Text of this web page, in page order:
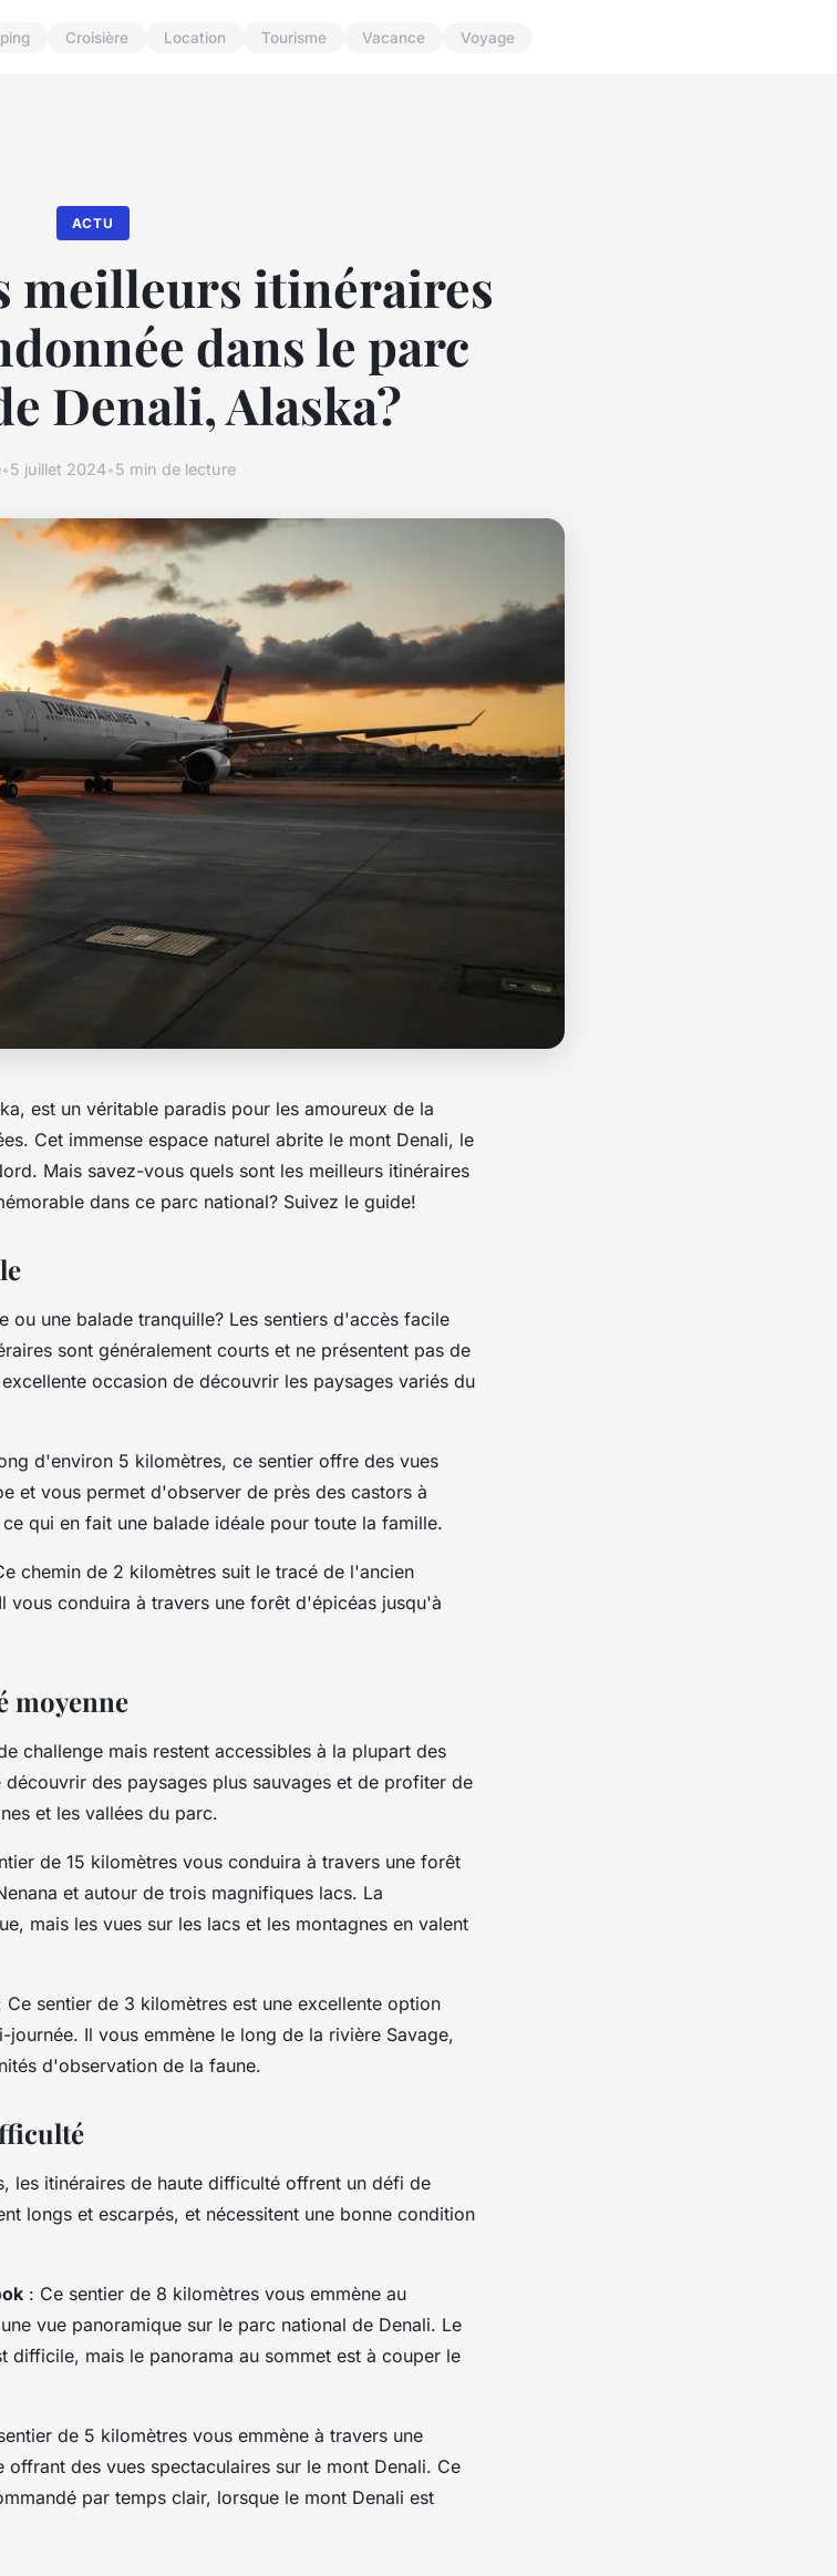
Croisière Location Tourisme Vacance Voyage
ACTU
meilleurs itinéraires
dans le parc
Denali, Alaska?
•5 juillet 2024•5 min de lecture
est un véritable paradis pour les amoureux de la
Cet immense espace naturel abrite le mont Denali, le
Mais savez-vous quels sont les meilleurs itinéraires
dans ce parc national? Suivez le guide!
ou une balade tranquille? Les sentiers d'accès facile
sont généralement courts et ne présentent pas de
occasion de découvrir les paysages variés du
d'environ 5 kilomètres, ce sentier offre des vues
et vous permet d'observer de près des castors à
qui en fait une balade idéale pour toute la famille.
chemin de 2 kilomètres suit le tracé de l'ancien
vous conduira à travers une forêt d'épicéas jusqu'à
moyenne
challenge mais restent accessibles à la plupart des
des paysages plus sauvages et de profiter de
et les vallées du parc.
de 15 kilomètres vous conduira à travers une forêt
et autour de trois magnifiques lacs. La
mais les vues sur les lacs et les montagnes en valent
Ce sentier de 3 kilomètres est une excellente option
Il vous emmène le long de la rivière Savage,
d'observation de la faune.
les itinéraires de haute difficulté offrent un défi de
longs et escarpés, et nécessitent une bonne condition
: Ce sentier de 8 kilomètres vous emmène au
vue panoramique sur le parc national de Denali. Le
difficile, mais le panorama au sommet est à couper le
de 5 kilomètres vous emmène à travers une
des vues spectaculaires sur le mont Denali. Ce
par temps clair, lorsque le mont Denali est